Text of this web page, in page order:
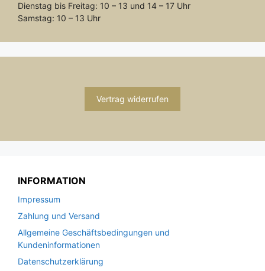
Dienstag bis Freitag: 10 – 13 und 14 – 17 Uhr
Samstag: 10 – 13 Uhr
Vertrag widerrufen
INFORMATION
Impressum
Zahlung und Versand
Allgemeine Geschäftsbedingungen und
Kundeninformationen
Datenschutzerklärung